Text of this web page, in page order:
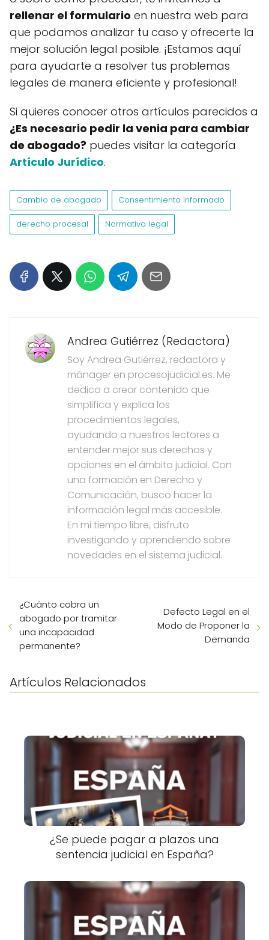
rellenar el formulario en nuestra web para
que podamos analizar tu caso y ofrecerte la
mejor solución legal posible. ¡Estamos aquí
para ayudarte a resolver tus problemas
legales de manera eficiente y profesional!
Si quieres conocer otros artículos parecidos a
¿Es necesario pedir la venia para cambiar
de abogado? puedes visitar la categoría
Artículo Jurídico.
Cambio de abogado Consentimiento informado
derecho procesal Normativa legal
Andrea Gutiérrez (Redactora)
Soy Andrea Gutiérrez, redactora y
mánager en procesojudicial.es. Me
dedico a crear contenido que
simplifica y explica los
procedimientos legales,
ayudando a nuestros lectores a
entender mejor sus derechos y
opciones en el ámbito judicial. Con
una formación en Derecho y
Comunicación, busco hacer la
información legal más accesible.
En mi tiempo libre, disfruto
investigando y aprendiendo sobre
novedades en el sistema judicial.
¿Cuánto cobra un
abogado por tramitar
una incapacidad
permanente?
Defecto Legal en el
Modo de Proponer la
Demanda
Artículos Relacionados
¿Se puede pagar a plazos una
sentencia judicial en España?